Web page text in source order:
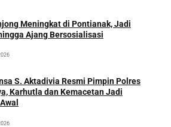
Meningkat di Pontianak, Jadi
Ajang Bersosialisasi
S. Aktadivia Resmi Pimpin Polres
Karhutla dan Kemacetan Jadi